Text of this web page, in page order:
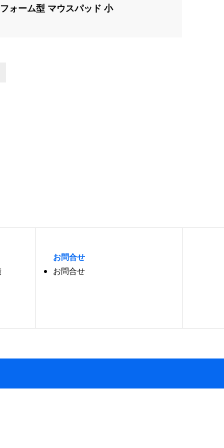
ォーム型 マウスパッド 小
お問合せ
お問合せ